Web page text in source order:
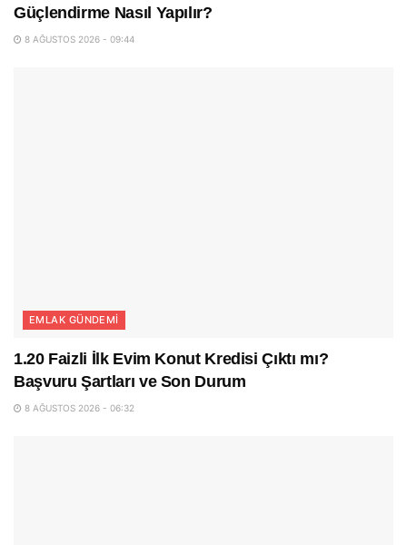
Güçlendirme Nasıl Yapılır?
8 AĞUSTOS 2026 - 09:44
EMLAK GÜNDEMI
1.20 Faizli İlk Evim Konut Kredisi Çıktı mı?
Başvuru Şartları ve Son Durum
8 AĞUSTOS 2026 - 06:32